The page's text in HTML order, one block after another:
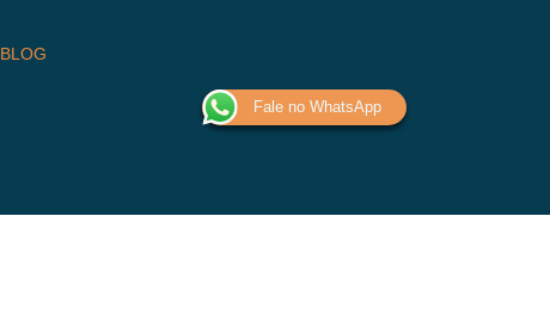
BLOG
Fale no WhatsApp